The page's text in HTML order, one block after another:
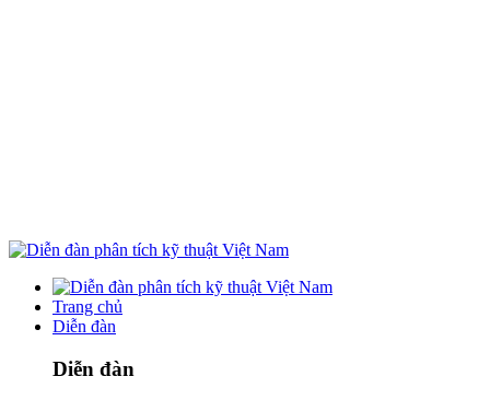
Trang chủ
Diễn đàn
Diễn đàn